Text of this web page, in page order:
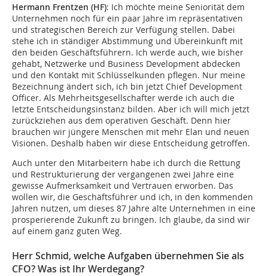
Hermann Frentzen (HF): Ich möchte meine Seniorität dem
Unternehmen noch für ein paar Jahre im repräsentativen
und strategischen Bereich zur Verfügung stellen. Dabei
stehe ich in ständiger Abstimmung und Übereinkunft mit
den beiden Geschäftsführern. Ich werde auch, wie bisher
gehabt, Netzwerke und Business Development abdecken
und den Kontakt mit Schlüsselkunden pflegen. Nur meine
Bezeichnung ändert sich, ich bin jetzt Chief Development
Officer. Als Mehrheitsgesellschafter werde ich auch die
letzte Entscheidungsinstanz bilden. Aber ich will mich jetzt
zurückziehen aus dem operativen Geschäft. Denn hier
brauchen wir jüngere Menschen mit mehr Elan und neuen
Visionen. Deshalb haben wir diese Entscheidung getroffen.
Auch unter den Mitarbeitern habe ich durch die Rettung
und Restrukturierung der vergangenen zwei Jahre eine
gewisse Aufmerksamkeit und Vertrauen erworben. Das
wollen wir, die Geschäftsführer und ich, in den kommenden
Jahren nutzen, um dieses 87 Jahre alte Unternehmen in eine
prosperierende Zukunft zu bringen. Ich glaube, da sind wir
auf einem ganz guten Weg.
Herr Schmid, welche Aufgaben übernehmen Sie als
CFO? Was ist Ihr Werdegang?